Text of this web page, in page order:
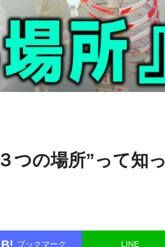
つの場所”って知っ
ブックマーク LINE